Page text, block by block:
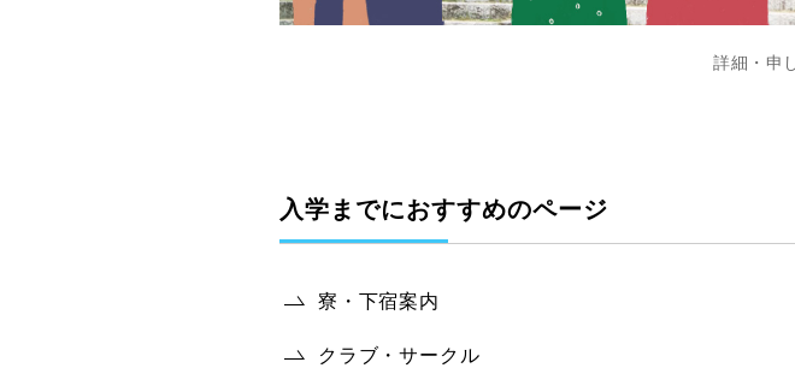
詳細・申
入学までにおすすめのページ
寮・下宿案内
クラブ・サークル